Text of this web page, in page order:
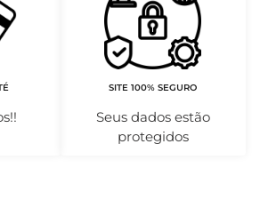
SITE 100% SEGURO
Seus dados estão
protegidos